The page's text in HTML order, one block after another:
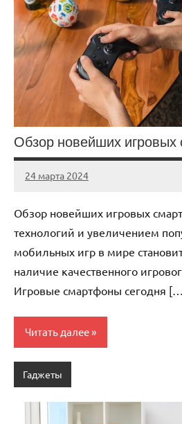
Обзор новейших
24 марта 2024
avto_drive72
Нет
Обзор новейших игровых
технологий и увеличением
мобильных игр в мире
наличие качественного
Игровые смартфоны сегодня
Читать далее
Гаджеты